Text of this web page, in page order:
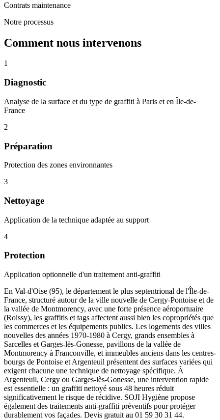
Contrats maintenance
Notre processus
Comment nous intervenons
1
Diagnostic
Analyse de la surface et du type de graffiti à Paris et en Île-de-
France
2
Préparation
Protection des zones environnantes
3
Nettoyage
Application de la technique adaptée au support
4
Protection
Application optionnelle d'un traitement anti-graffiti
En Val-d'Oise (95), le département le plus septentrional de l'Île-de-
France, structuré autour de la ville nouvelle de Cergy-Pontoise et de
la vallée de Montmorency, avec une forte présence aéroportuaire
(Roissy), les graffitis et tags affectent aussi bien les copropriétés que
les commerces et les équipements publics. Les logements des villes
nouvelles des années 1970-1980 à Cergy, grands ensembles à
Sarcelles et Garges-lès-Gonesse, pavillons de la vallée de
Montmorency à Franconville, et immeubles anciens dans les centres-
bourgs de Pontoise et Argenteuil présentent des surfaces variées qui
exigent chacune une technique de nettoyage spécifique. À
Argenteuil, Cergy ou Garges-lès-Gonesse, une intervention rapide
est essentielle : un graffiti nettoyé sous 48 heures réduit
significativement le risque de récidive. SOJI Hygiène propose
également des traitements anti-graffiti préventifs pour protéger
durablement vos façades. Devis gratuit au 01 59 30 31 44.